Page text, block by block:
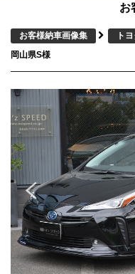
お
お客様納車画像集 ト
岡山県S様